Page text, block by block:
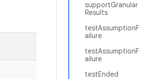
supportGranular
Results
testAssumptionF
ailure
testAssumptionF
ailure
testEnded